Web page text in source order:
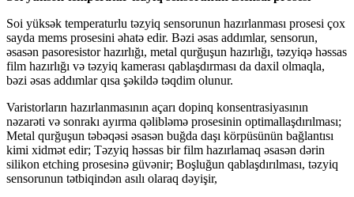
Soi yüksək temperaturlu təzyiq sensorunun hazırlanması prosesi çox
sayda mems prosesini əhatə edir. Bəzi əsas addımlar, sensorun,
əsasən pasoresistor hazırlığı, metal qurğuşun hazırlığı, təzyiqə həssas
film hazırlığı və təzyiq kamerası qablaşdırması da daxil olmaqla,
bəzi əsas addımlar qısa şəkildə təqdim olunur.
Varistorların hazırlanmasının açarı dopinq konsentrasiyasının
nəzarəti və sonrakı ayırma qəlibləmə prosesinin optimallaşdırılması;
Metal qurğuşun təbəqəsi əsasən buğda daşı körpüsünün bağlantısı
kimi xidmət edir; Təzyiq həssas bir film hazırlamaq əsasən dərin
silikon etching prosesinə güvənir; Boşluğun qablaşdırılması, təzyiq
sensorunun tətbiqindən asılı olaraq dəyişir,